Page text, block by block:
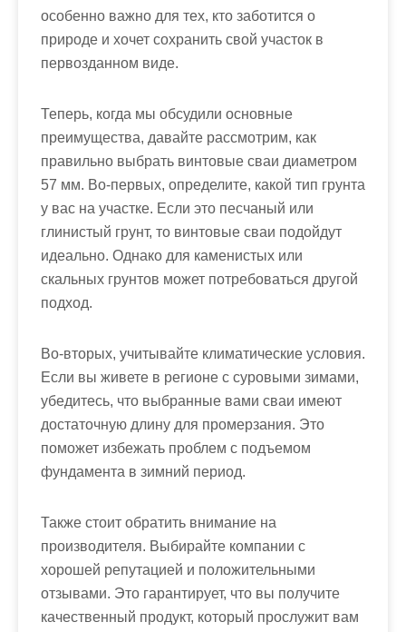
особенно важно для тех, кто заботится о
природе и хочет сохранить свой участок в
первозданном виде.
Теперь, когда мы обсудили основные
преимущества, давайте рассмотрим, как
правильно выбрать винтовые сваи диаметром
57 мм. Во-первых, определите, какой тип грунта
у вас на участке. Если это песчаный или
глинистый грунт, то винтовые сваи подойдут
идеально. Однако для каменистых или
скальных грунтов может потребоваться другой
подход.
Во-вторых, учитывайте климатические условия.
Если вы живете в регионе с суровыми зимами,
убедитесь, что выбранные вами сваи имеют
достаточную длину для промерзания. Это
поможет избежать проблем с подъемом
фундамента в зимний период.
Также стоит обратить внимание на
производителя. Выбирайте компании с
хорошей репутацией и положительными
отзывами. Это гарантирует, что вы получите
качественный продукт, который прослужит вам